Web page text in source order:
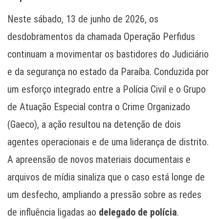
Neste sábado, 13 de junho de 2026, os
desdobramentos da chamada Operação Perfidus
continuam a movimentar os bastidores do Judiciário
e da segurança no estado da Paraíba. Conduzida por
um esforço integrado entre a Polícia Civil e o Grupo
de Atuação Especial contra o Crime Organizado
(Gaeco), a ação resultou na detenção de dois
agentes operacionais e de uma liderança de distrito.
A apreensão de novos materiais documentais e
arquivos de mídia sinaliza que o caso está longe de
um desfecho, ampliando a pressão sobre as redes
de influência ligadas ao delegado de polícia.